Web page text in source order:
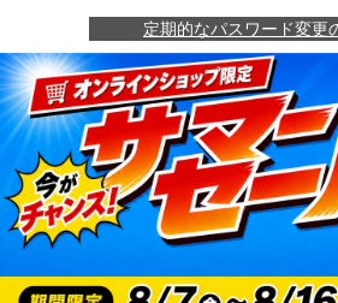
定期的なパスワード変更